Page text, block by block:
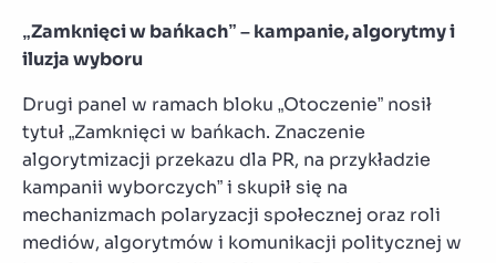
„Zamknięci w bańkach” – kampanie, algorytmy i
iluzja wyboru
Drugi panel w ramach bloku „Otoczenie” nosił
tytuł „Zamknięci w bańkach. Znaczenie
algorytmizacji przekazu dla PR, na przykładzie
kampanii wyborczych” i skupił się na
mechanizmach polaryzacji społecznej oraz roli
mediów, algorytmów i komunikacji politycznej w